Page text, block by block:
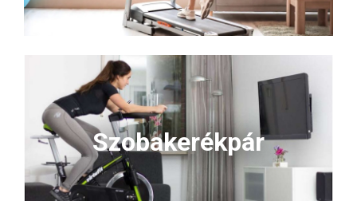
Szobakerékpár